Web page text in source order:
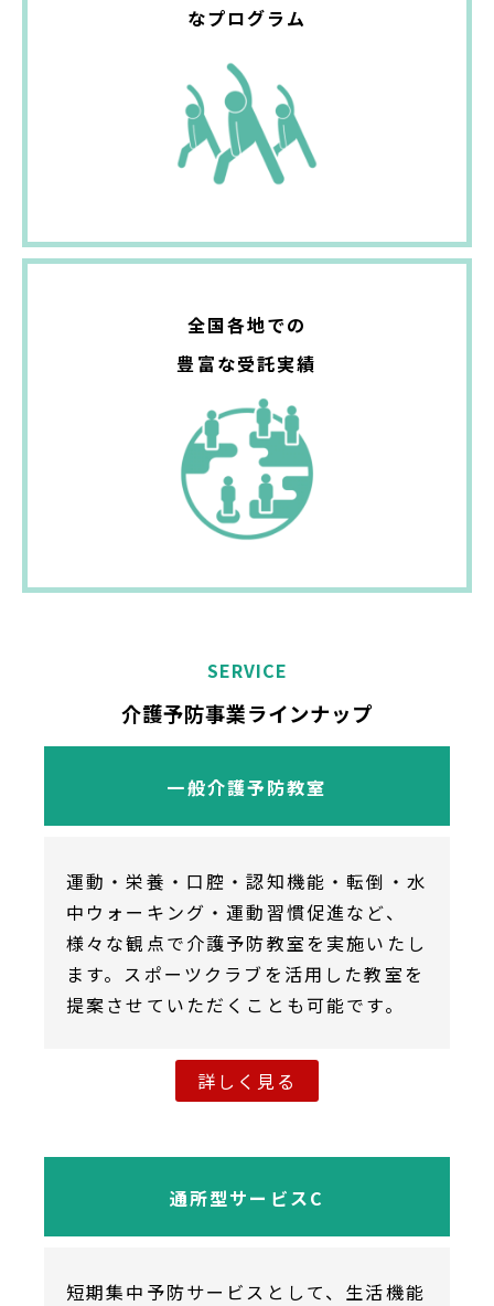
なプログラム
全国各地での
豊富な受託実績
SERVICE
介護予防事業ラインナップ
一般介護予防教室
運動・栄養・口腔・認知機能・転倒・水
中ウォーキング・運動習慣促進など、
様々な観点で介護予防教室を実施いたし
ます。スポーツクラブを活用した教室を
提案させていただくことも可能です。
詳しく見る
通所型サービスC
短期集中予防サービスとして、生活機能